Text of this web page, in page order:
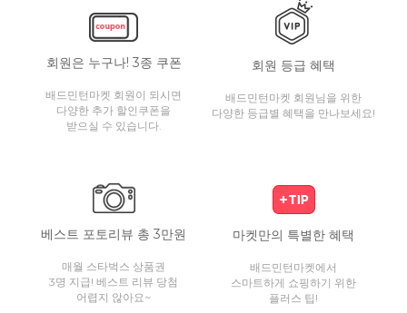
회원은 누구나! 3종 쿠폰
배드민턴마켓 회원이 되시면
다양한 추가 할인쿠폰을
받으실 수 있습니다.
회원 등급 혜택
배드민턴마켓 회원님을 위한
다양한 등급별 혜택을 만나보세요!
베스트 포토리뷰 총 3만원
매월 스타벅스 상품권
3명 지급! 베스트 리뷰 당첨
어렵지 않아요~
마켓만의 특별한 혜택
배드민턴마켓에서
스마트하게 쇼핑하기 위한
플러스 팁!